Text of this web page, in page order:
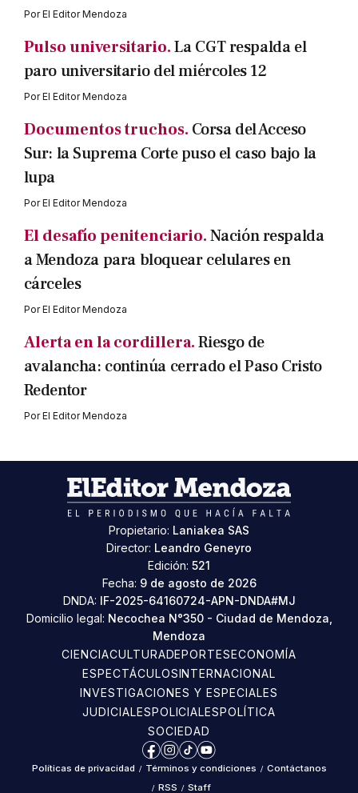
PorEl Editor Mendoza
Pulso universitario.La CGT respalda el
paro universitario del miércoles 12
PorEl Editor Mendoza
Documentos truchos. Corsa del Acceso
Sur: la Suprema Corte puso el caso bajo la
lupa
PorEl Editor Mendoza
El desafío penitenciario.Nación respalda
a Mendoza para bloquear celulares en
cárceles
PorEl Editor Mendoza
Alerta en la cordillera.Riesgo de
avalancha: continúa cerrado el Paso Cristo
Redentor
PorEl Editor Mendoza
Propietario: Laniakea SAS
Director: Leandro Geneyro
Edición: 521
Fecha: 9 de agosto de 2026
DNDA: IF-2025-64160724-APN-DNDA#MJ
Domicilio legal: Necochea N°350 - Ciudad de Mendoza,
Mendoza
CIENCIACULTURADEPORTESECONOMÍA
ESPECTÁCULOSINTERNACIONAL
INVESTIGACIONES Y ESPECIALES
JUDICIALESPOLICIALESPOLÍTICA
SOCIEDAD
Facebook
Instagram
TikTokYouTube
Políticas de privacidad / Términos y condiciones / Contáctanos
/ RSS / Staff